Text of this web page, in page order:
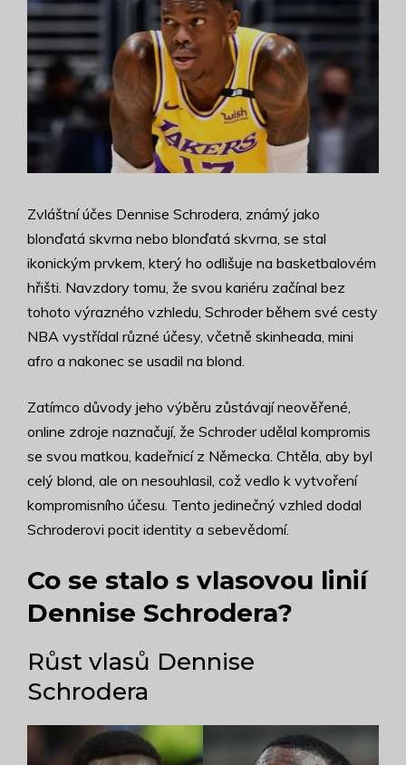
Zvláštní účes Dennise Schrodera, známý jako
blonďatá skvrna nebo blonďatá skvrna, se stal
ikonickým prvkem, který ho odlišuje na basketbalovém
hřišti. Navzdory tomu, že svou kariéru začínal bez
tohoto výrazného vzhledu, Schroder během své cesty
NBA vystřídal různé účesy, včetně skinheada, mini
afro a nakonec se usadil na blond.
Zatímco důvody jeho výběru zůstávají neověřené,
online zdroje naznačují, že Schroder udělal kompromis
se svou matkou, kadeřnicí z Německa. Chtěla, aby byl
celý blond, ale on nesouhlasil, což vedlo k vytvoření
kompromisního účesu. Tento jedinečný vzhled dodal
Schroderovi pocit identity a sebevědomí.
Co se stalo s vlasovou linií
Dennise Schrodera?
Růst vlasů Dennise
Schrodera